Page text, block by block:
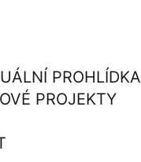
PROHLÍDKA
PROJEKTY